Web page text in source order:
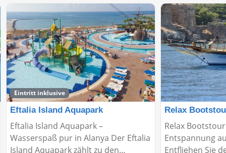
Eintritt inklusive
Eftalia Island Aquapark
Eftalia Island Aquapark –
Wasserspaß pur in Alanya Der Eftalia
Island Aquapark zählt zu den
Relax
Relax
Entspannung
Entfliehen Sie